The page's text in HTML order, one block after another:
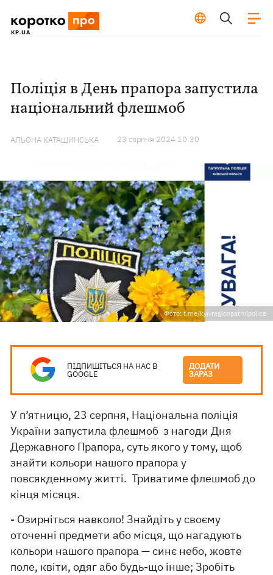
Поліція в День прапора запустила
національний флешмоб
АЛЬОНА КАТАШИНСЬКА 23 серпня 2024 10:30
Фото: t.me/kyivregionpatrolpolice
ПІДПИШІТЬСЯ НА НАС В
GOOGLE
ДОДАТИ
ЗАРАЗ
У п’ятницю, 23 серпня, Національна поліція
України запустила флешмоб з нагоди Дня
Державного Прапора, суть якого у тому, щоб
знайти кольори нашого прапора у
повсякденному житті. Триватиме флешмоб до
кінця місяця.
- Озирніться навколо! Знайдіть у своєму
оточенні предмети або місця, що нагадують
кольори нашого прапора — синє небо, жовте
поле, квіти, одяг або будь-що інше; Зробіть